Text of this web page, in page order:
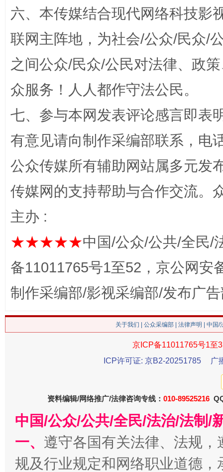
这是一记警钟！ 谢
六、本传媒结合现代网络科技影
联网主阵地，为社会/公众/民众/
之间公众/民众/公民对法律、政
众服务！人人都作守法公民。
七、参与本网发表评论感言即表
有意见请向制作采编部联系，电
公众传媒所有辅助网站属多元发
传媒网的支持帮助与合作交流。
主办 :
★★★★★中国/公众/公共/全民/
备11011765号1至52，京公网安
制作采编部/影视采编部/发布广
关于我们 公众采编部 法律声明 | 中国
京ICP备11011765号1至
ICP许可证: 京B2-20251785
广
资料编辑/网络推广/法律咨询专线： 010-89525216
中国/公众/公共/全民/法治/法制/
一、 遵守各国有关法律、法规
规及行业规定和网络职业道德